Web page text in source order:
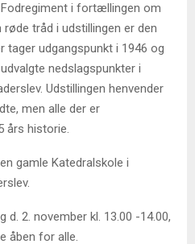
i fortællingen om
tråd i udstillingen er den
tager udgangspunkt i 1946 og
nedslagspunkter i
Udstillingen henvender
men alle der er
års historie.
gamle Katedralskole i
d. 2. november kl. 13.00 -14.00,
åben for alle.